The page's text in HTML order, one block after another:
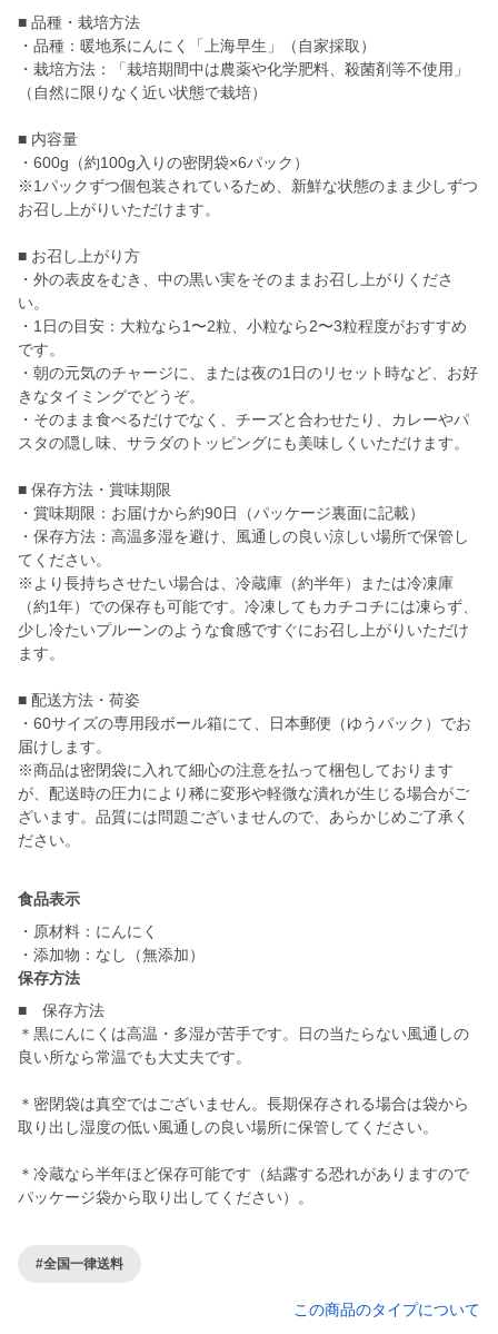
■ 品種・栽培方法
・品種：暖地系にんにく「上海早生」（自家採取）
・栽培方法：「栽培期間中は農薬や化学肥料、殺菌剤等不使用」
（自然に限りなく近い状態で栽培）
■ 内容量
・600g（約100g入りの密閉袋×6パック）
※1パックずつ個包装されているため、新鮮な状態のまま少しずつ
お召し上がりいただけます。
■ お召し上がり方
・外の表皮をむき、中の黒い実をそのままお召し上がりくださ
い。
・1日の目安：大粒なら1〜2粒、小粒なら2〜3粒程度がおすすめ
です。
・朝の元気のチャージに、または夜の1日のリセット時など、お好
きなタイミングでどうぞ。
・そのまま食べるだけでなく、チーズと合わせたり、カレーやパ
スタの隠し味、サラダのトッピングにも美味しくいただけます。
■ 保存方法・賞味期限
・賞味期限：お届けから約90日（パッケージ裏面に記載）
・保存方法：高温多湿を避け、風通しの良い涼しい場所で保管し
てください。
※より長持ちさせたい場合は、冷蔵庫（約半年）または冷凍庫
（約1年）での保存も可能です。冷凍してもカチコチには凍らず、
少し冷たいプルーンのような食感ですぐにお召し上がりいただけ
ます。
■ 配送方法・荷姿
・60サイズの専用段ボール箱にて、日本郵便（ゆうパック）でお
届けします。
※商品は密閉袋に入れて細心の注意を払って梱包しております
が、配送時の圧力により稀に変形や軽微な潰れが生じる場合がご
ざいます。品質には問題ございませんので、あらかじめご了承く
ださい。
食品表示
・原材料：にんにく
・添加物：なし（無添加）
保存方法
■ 保存方法
＊黒にんにくは高温・多湿が苦手です。日の当たらない風通しの
良い所なら常温でも大丈夫です。
＊密閉袋は真空ではございません。長期保存される場合は袋から
取り出し湿度の低い風通しの良い場所に保管してください。
＊冷蔵なら半年ほど保存可能です（結露する恐れがありますので
パッケージ袋から取り出してください）。
#全国一律送料
この商品のタイプについて